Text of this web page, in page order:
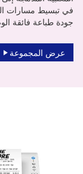
في تبسيط مسارات
جودة طباعة فائقة
عرض المجموعة